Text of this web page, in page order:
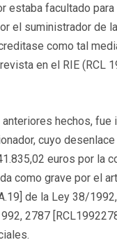
estaba facultado
el suministrador de
como tal
en el RIE (RCL
hechos, fue
cuyo
euros por la
como grave por el
de la Ley 38/
2787